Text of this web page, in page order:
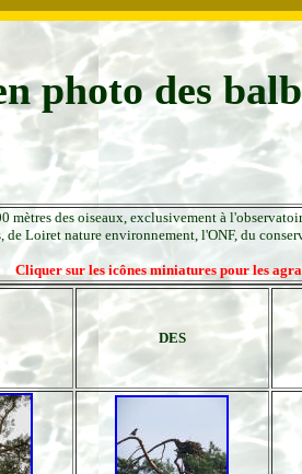
photo des
mètres des oiseaux, exclusivement à
de Loiret nature environnement, l'ONF, du
Cliquer sur les icônes miniatures pour les
DES